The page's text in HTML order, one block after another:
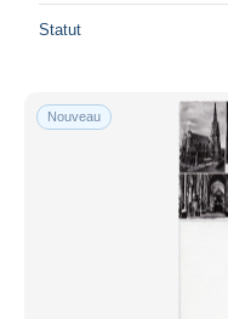
Statut
Nouveau